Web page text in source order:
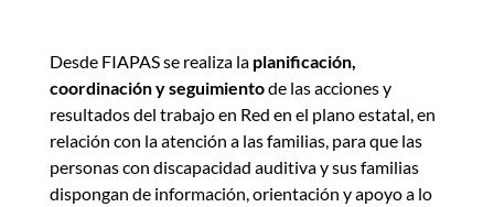
Desde FIAPAS se realiza la planificación,
coordinación y seguimientode las acciones y
resultados del trabajo en Red en el plano estatal, en
relación con la atención a las familias, para que las
personas con discapacidad auditiva y sus familias
dispongan de información, orientación y apoyo a lo